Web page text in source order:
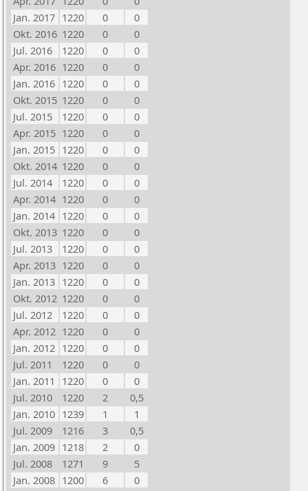
Jan. 2017 1220 0
0
Okt. 2016 1220 0
0
Jul. 2016
1220 0
0
Apr. 2016 1220 0
0
Jan. 2016 1220 0
0
Okt. 2015 1220 0
0
Jul. 2015
1220 0
0
Apr. 2015 1220 0
0
Jan. 2015 1220 0
0
Okt. 2014 1220 0
0
Jul. 2014
1220 0
0
Apr. 2014 1220 0
0
Jan. 2014 1220 0
0
Okt. 2013 1220 0
0
Jul. 2013
1220 0
0
Apr. 2013 1220 0
0
Jan. 2013 1220 0
0
Okt. 2012 1220 0
0
Jul. 2012
1220 0
0
Apr. 2012 1220 0
0
Jan. 2012 1220 0
0
Jul. 2011
1220 0
0
Jan. 2011
1220 0
0
Jul. 2010
1220 2
0,5
Jan. 2010 1239 1
1
Jul. 2009
1216 3
0,5
Jan. 2009 1218 2
0
Jul. 2008
1271 9
5
Jan. 2008 1200 6
0